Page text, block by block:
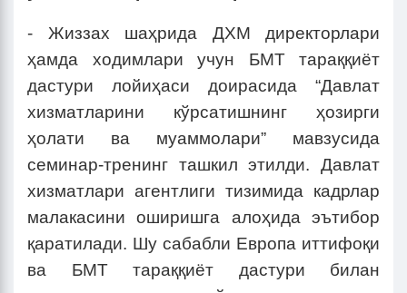
- Жиззах шаҳрида ДХМ директорлари
ҳамда ходимлари учун БМТ тараққиёт
дастури лойиҳаси доирасида “Давлат
хизматларини кўрсатишнинг ҳозирги
ҳолати ва муаммолари” мавзусида
семинар-тренинг ташкил этилди. Давлат
хизматлари агентлиги тизимида кадрлар
малакасини оширишга алоҳида эътибор
қаратилади. Шу сабабли Европа иттифоқи
ва БМТ тараққиёт дастури билан